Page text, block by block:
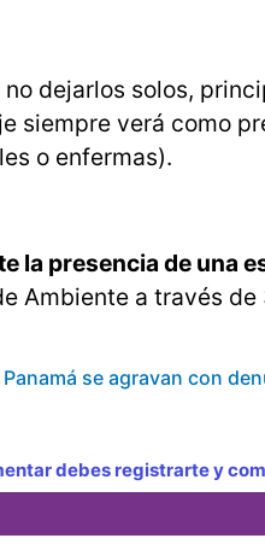
dejarlos solos,
siempre verá como
o enfermas).
la presencia de una
Ambiente a través
se agravan con
debes registrarte y